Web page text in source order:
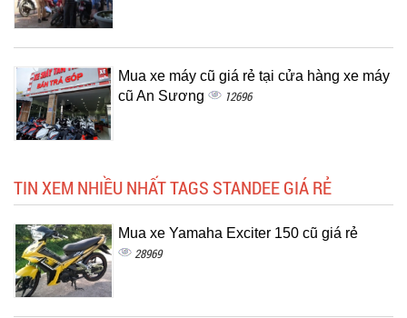
Mua xe máy cũ giá rẻ tại cửa hàng xe máy
cũ An Sương
12696
TIN XEM NHIỀU NHẤT TAGS STANDEE GIÁ RẺ
Mua xe Yamaha Exciter 150 cũ giá rẻ
28969